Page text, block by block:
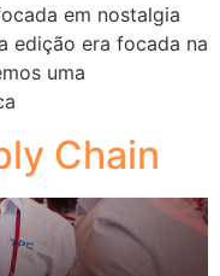
em nostalgia
edição era focada na
uma
Chain